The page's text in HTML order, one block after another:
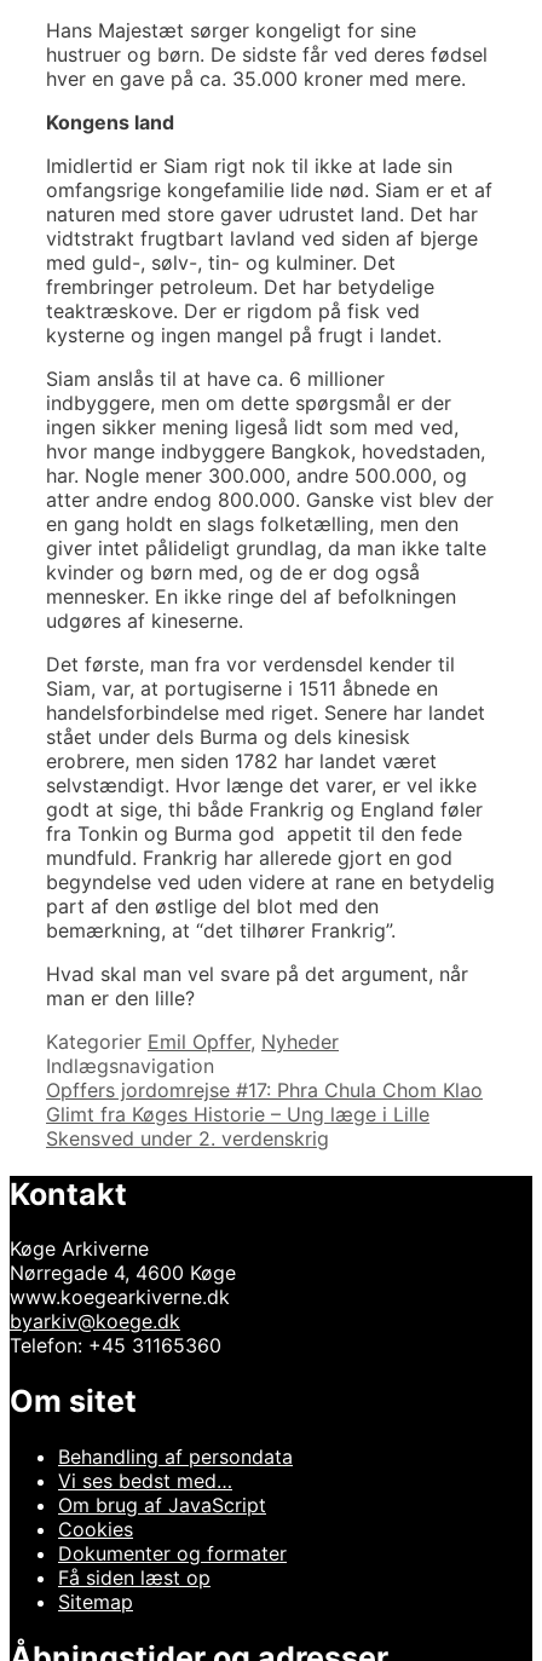
Hans Majestæt sørger kongeligt for sine
hustruer og børn. De sidste får ved deres fødsel
hver en gave på ca. 35.000 kroner med mere.
Kongens land
Imidlertid er Siam rigt nok til ikke at lade sin
omfangsrige kongefamilie lide nød. Siam er et af
naturen med store gaver udrustet land. Det har
vidtstrakt frugtbart lavland ved siden af bjerge
med guld-, sølv-, tin- og kulminer. Det
frembringer petroleum. Det har betydelige
teaktræskove. Der er rigdom på fisk ved
kysterne og ingen mangel på frugt i landet.
Siam anslås til at have ca. 6 millioner
indbyggere, men om dette spørgsmål er der
ingen sikker mening ligeså lidt som med ved,
hvor mange indbyggere Bangkok, hovedstaden,
har. Nogle mener 300.000, andre 500.000, og
atter andre endog 800.000. Ganske vist blev der
en gang holdt en slags folketælling, men den
giver intet pålideligt grundlag, da man ikke talte
kvinder og børn med, og de er dog også
mennesker. En ikke ringe del af befolkningen
udgøres af kineserne.
Det første, man fra vor verdensdel kender til
Siam, var, at portugiserne i 1511 åbnede en
handelsforbindelse med riget. Senere har landet
stået under dels Burma og dels kinesisk
erobrere, men siden 1782 har landet været
selvstændigt. Hvor længe det varer, er vel ikke
godt at sige, thi både Frankrig og England føler
fra Tonkin og Burma god appetit til den fede
mundfuld. Frankrig har allerede gjort en god
begyndelse ved uden videre at rane en betydelig
part af den østlige del blot med den
bemærkning, at “det tilhører Frankrig”.
Hvad skal man vel svare på det argument, når
man er den lille?
Kategorier Emil Opffer, Nyheder
Indlægsnavigation
Opffers jordomrejse #17: Phra Chula Chom Klao
Glimt fra Køges Historie – Ung læge i Lille
Skensved under 2. verdenskrig
Kontakt
Køge Arkiverne
Nørregade 4, 4600 Køge
www.koegearkiverne.dk
byarkiv@koege.dk
Telefon: +45 31165360
Om sitet
Behandling af persondata
Vi ses bedst med…
Om brug af JavaScript
Cookies
Dokumenter og formater
Få siden læst op
Sitemap